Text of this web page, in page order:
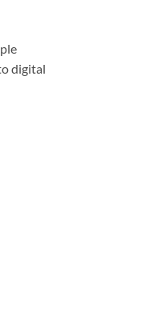
digital